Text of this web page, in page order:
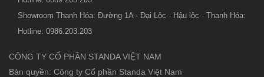
Showroom Thanh Hóa: Đường 1A - Đại Lộc - Hậu lộc - Thanh Hóa:
Hotline: 0986.203.203
CÔNG TY CỔ PHẦN STANDA VIỆT NAM
Bản quyền: Công ty Cổ phần Standa Việt Nam